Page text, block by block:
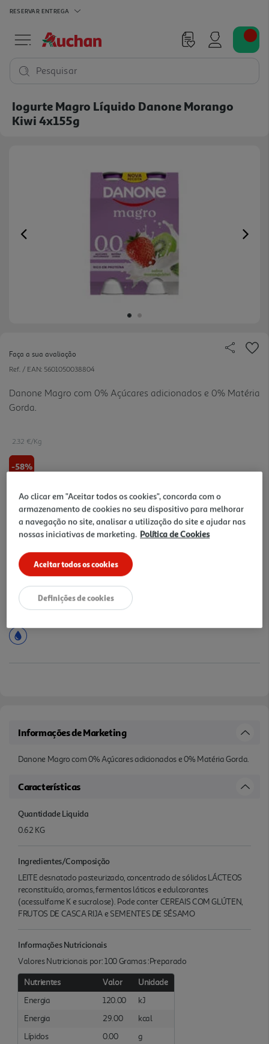
RESERVAR ENTREGA
Pesquisar
Iogurte Magro Líquido Danone Morango
Kiwi 4x155g
Previous
Faça a sua avaliação
Ref. / EAN: 5601050038804
Danone Magro com 0% Açúcares adicionados e 0% Matéria
Gorda.
2.32 €/Kg
-58%
Price reduced from
3,39 €to
1,44 €
Promoção: de 11/6/2026 a 19/8/2026
Notas de preparação
Informações de Marketing
Danone Magro com 0% Açúcares adicionados e 0% Matéria Gorda.
Características
Quantidade Liquida
0.62 KG
Ingredientes/Composição
LEITE desnatado pasteurizado, concentrado de sólidos LÁCTEOS
reconstituído, aromas, fermentos láticos e edulcorantes
(acessulfame K e sucralose). Pode conter CEREAIS COM GLÚTEN,
FRUTOS DE CASCA RIJA e SEMENTES DE SÉSAMO
Informações Nutricionais
Valores Nutricionais por: 100 Gramas :Preparado
Nutrientes Valor
Unidade
Energia
120.00
kJ
Energia
29.00
kcal
Lípidos
0.00
g
Ao clicar em "Aceitar todos os cookies", concorda com o
armazenamento de cookies no seu dispositivo para melhorar
a navegação no site, analisar a utilização do site e ajudar nas
nossas iniciativas de marketing. Política de Cookies
Aceitar todos os cookies
Definições de cookies